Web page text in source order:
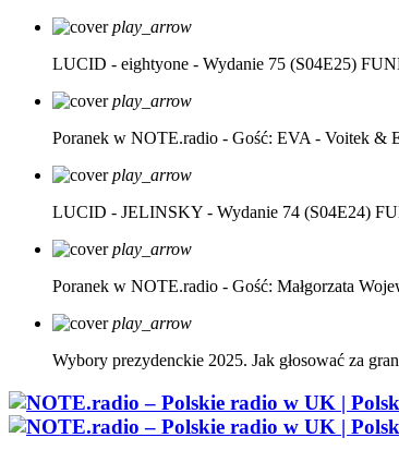
play_arrow
LUCID - eightyone - Wydanie 75 (S04E25)
play_arrow
Poranek w NOTE.radio - Gość: EVA - Voitek &
play_arrow
LUCID - JELINSKY - Wydanie 74 (S04E24)
play_arrow
Poranek w NOTE.radio - Gość: Małgorzata
play_arrow
Wybory prezydenckie 2025. Jak głosować za